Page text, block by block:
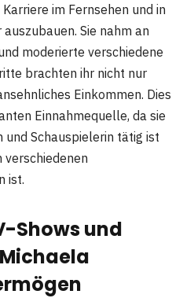
im Fernsehen und in
Sie nahm an
moderierte verschiedene
brachten ihr nicht nur
Einkommen. Dies
Einnahmequelle, da sie
Schauspielerin tätig ist
verschiedenen
ist.
Shows und